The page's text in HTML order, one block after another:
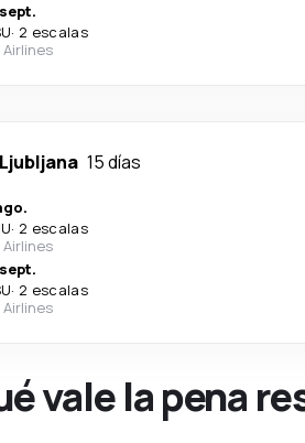
· 2 escalas
Airlines
Ljubljana 15 días
· 2 escalas
Airlines
· 2 escalas
Airlines
vale la pena